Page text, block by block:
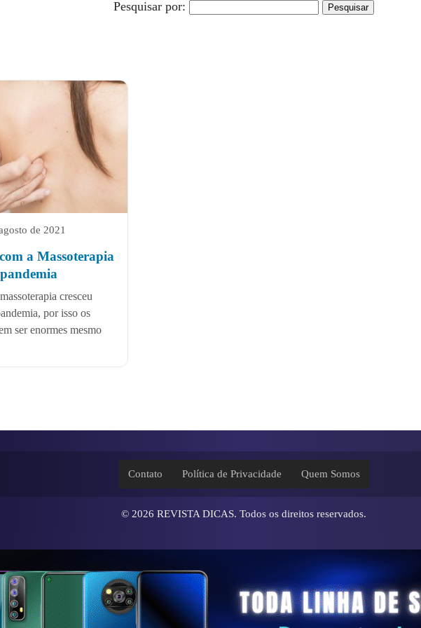
Pesquisar por:
de 2021
a Massoterapia
cresceu
por isso os
ser enormes mesmo
Contato Política de Privacidade Quem Somos
© 2026 REVISTA DICAS. Todos os direitos reservados.